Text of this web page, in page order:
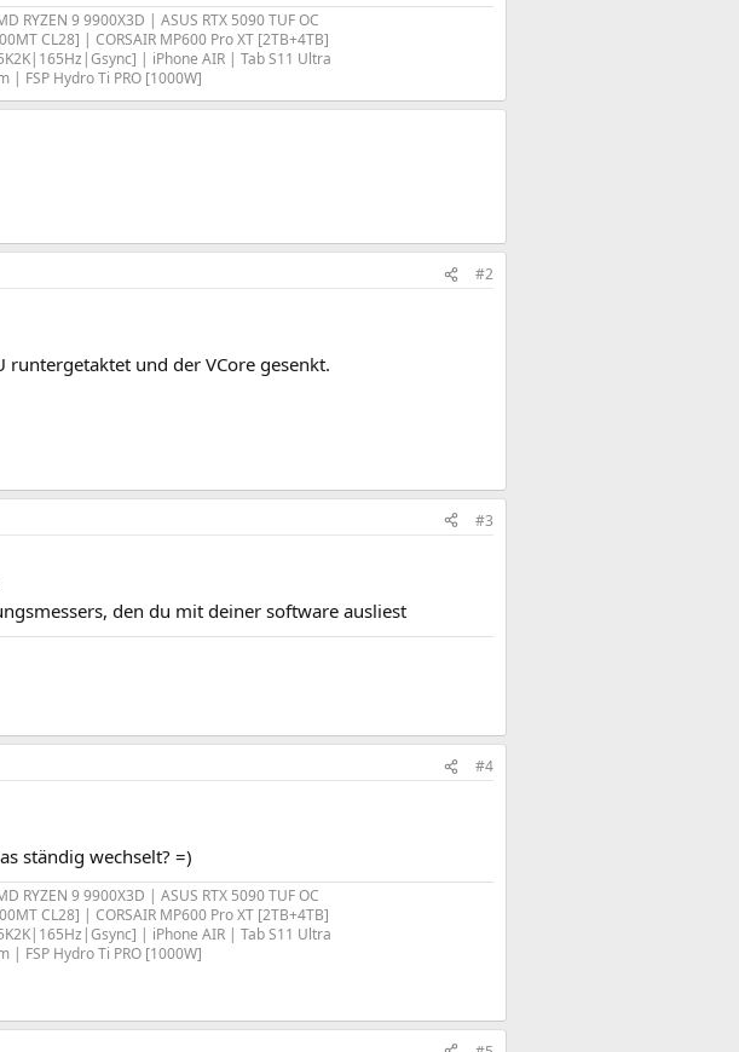
RYZEN 9 9900X3D | ASUS RTX 5090 TUF OC
CL28] | CORSAIR MP600 Pro XT [2TB+4TB]
| iPhone AIR | Tab S11 Ultra
| FSP Hydro Ti PRO [1000W]​
#2
und der VCore gesenkt.
#3
den du mit deiner software ausliest
#4
ständig wechselt? =)
RYZEN 9 9900X3D | ASUS RTX 5090 TUF OC
CL28] | CORSAIR MP600 Pro XT [2TB+4TB]
| iPhone AIR | Tab S11 Ultra
| FSP Hydro Ti PRO [1000W]​